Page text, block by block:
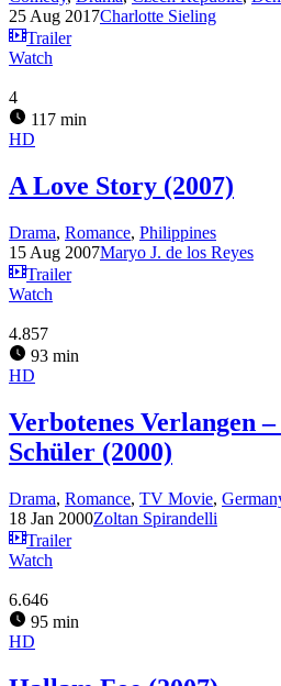
25 Aug 2017Charlotte Sieling
Trailer
Watch
4
117 min
HD
A Love Story (2007)
Drama, Romance, Philippines
15 Aug 2007Maryo J. de los Reyes
Trailer
Watch
4.857
93 min
HD
Verbotenes Verlangen
Schüler (2000)
Drama, Romance, TV Movie,
18 Jan 2000Zoltan Spirandelli
Trailer
Watch
6.646
95 min
HD